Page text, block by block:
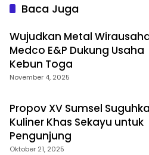
Baca Juga
Wujudkan Metal
Medco E&P Dukung Usaha
Kebun Toga
November 4, 2025
Propov XV Sumsel
Kuliner Khas Sekayu untuk
Pengunjung
Oktober 21, 2025